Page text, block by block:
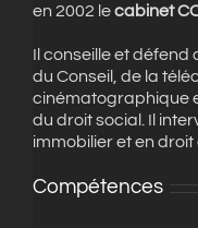
en 2002 lecabinet
Il conseille et défend
du Conseil, de la
cinématographique
du droit social. Il
immobilier et en
Compétences